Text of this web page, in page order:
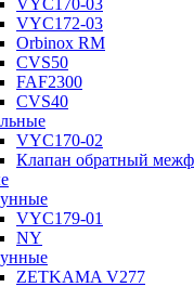
VYC170-03
VYC172-03
Orbinox RM
CVS50
FAF2300
CVS40
VYC170-02
Клапан обратный
VYC179-01
NY
ZETKAMA V277